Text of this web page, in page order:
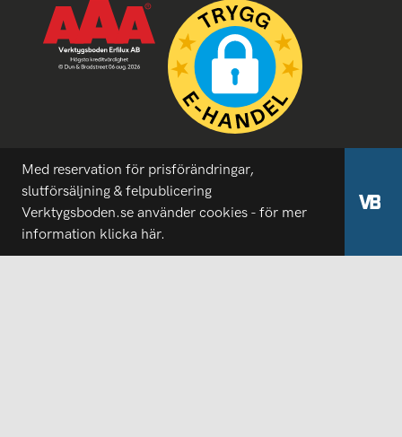
Med reservation för prisförändringar,
slutförsäljning & felpublicering
Verktygsboden.se använder cookies - för mer
information klicka här.